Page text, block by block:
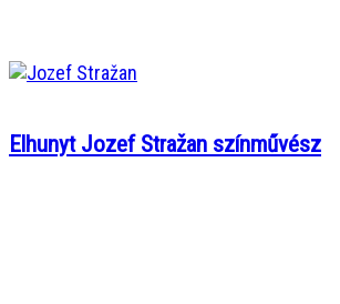
Elhunyt Jozef Stražan színművész